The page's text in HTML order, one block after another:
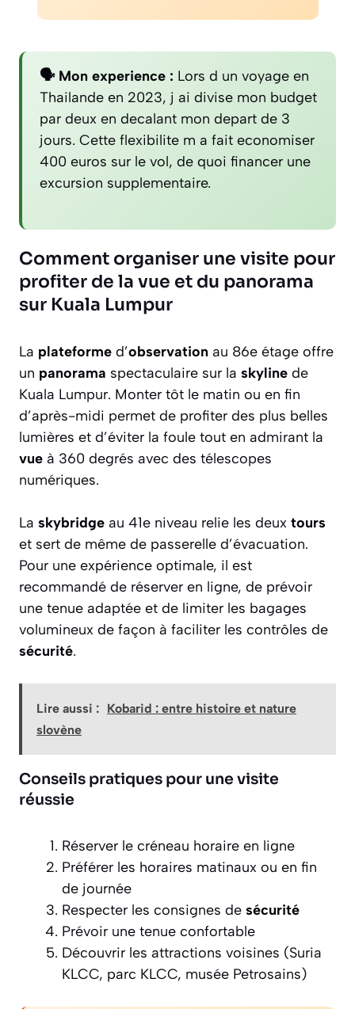
🗣️ Mon experience : Lors d un voyage en
Thailande en 2023, j ai divise mon budget
par deux en decalant mon depart de 3
jours. Cette flexibilite m a fait economiser
400 euros sur le vol, de quoi financer une
excursion supplementaire.
Comment organiser une visite pour
profiter de la vue et du panorama
sur Kuala Lumpur
La plateforme d’observation au 86e étage offre
un panorama spectaculaire sur la skyline de
Kuala Lumpur. Monter tôt le matin ou en fin
d’après-midi permet de profiter des plus belles
lumières et d’éviter la foule tout en admirant la
vue à 360 degrés avec des télescopes
numériques.
La skybridge au 41e niveau relie les deux tours
et sert de même de passerelle d’évacuation.
Pour une expérience optimale, il est
recommandé de réserver en ligne, de prévoir
une tenue adaptée et de limiter les bagages
volumineux de façon à faciliter les contrôles de
sécurité.
Lire aussi : Kobarid : entre histoire et nature
slovène
Conseils pratiques pour une visite
réussie
Réserver le créneau horaire en ligne
Préférer les horaires matinaux ou en fin
de journée
Respecter les consignes de sécurité
Prévoir une tenue confortable
Découvrir les attractions voisines (Suria
KLCC, parc KLCC, musée Petrosains)